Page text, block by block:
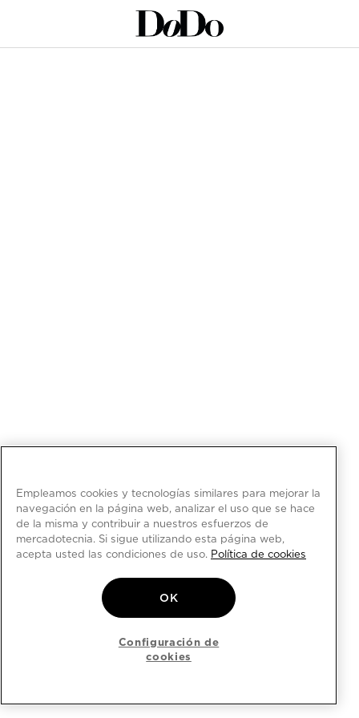
Empleamos cookies y tecnologías similares para mejorar la
navegación en la página web, analizar el uso que se hace
de la misma y contribuir a nuestros esfuerzos de
mercadotecnia. Si sigue utilizando esta página web,
acepta usted las condiciones de uso. Política de cookies
OK
Configuración de
cookies